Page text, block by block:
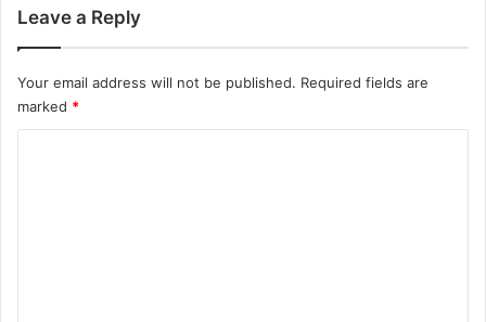
Leave a Reply
Your email address will not be published. Required fields are
marked *